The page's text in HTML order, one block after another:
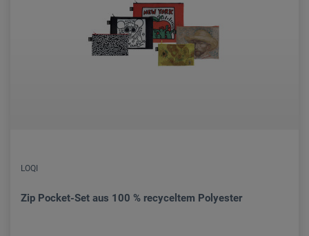
LOQI
Zip Pocket-Set aus 100 % recyceltem Polyester